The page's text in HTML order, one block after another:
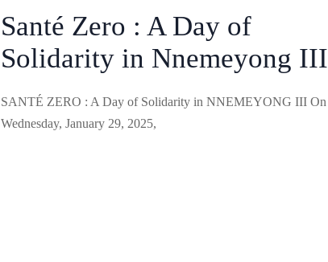
Santé Zero : A Day of
Solidarity in Nnemeyong III
SANTÉ ZERO : A Day of Solidarity in NNEMEYONG III On
Wednesday, January 29, 2025,